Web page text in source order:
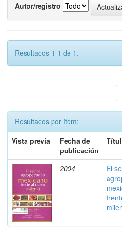
Autor/registro
Resultados 1-1 de 1.
Resultados por ítem:
Vista previa
Fecha de
publicación
2004
El